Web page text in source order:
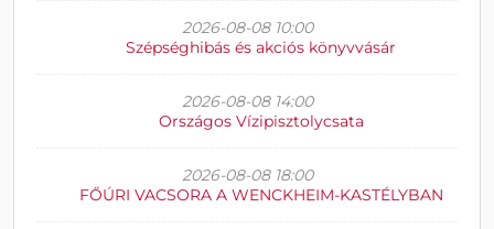
2026-08-08 10:00
Szépséghibás és akciós könyvvásár
2026-08-08 14:00
Országos Vízipisztolycsata
2026-08-08 18:00
FŐÚRI VACSORA A WENCKHEIM-KASTÉLYBAN